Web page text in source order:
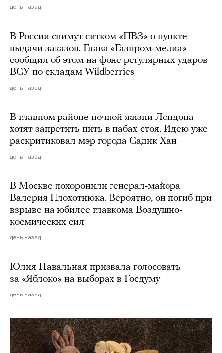
день назад
В России снимут ситком «ПВЗ» о пункте
выдачи заказов. Глава «Газпром-медиа»
сообщил об этом на фоне регулярных ударов
ВСУ по складам Wildberries
день назад
В главном районе ночной жизни Лондона
хотят запретить пить в пабах стоя. Идею уже
раскритиковал мэр города Садик Хан
день назад
В Москве похоронили генерал-майора
Валерия Плохотнюка. Вероятно, он погиб при
взрыве на юбилее главкома Воздушно-
космических сил
день назад
Юлия Навальная призвала голосовать
за «Яблоко» на выборах в Госдуму
день назад